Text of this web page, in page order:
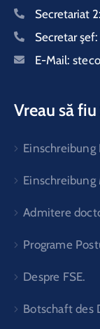
Secretariat 2:
Secretar şef:
E-Mail:
Vreau să
Admitere
Programe
Despre FSE.
Botschaft des